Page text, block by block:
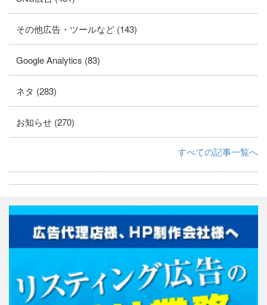
その他広告・ツールなど (143)
Google Analytics (83)
ネタ (283)
お知らせ (270)
すべての記事一覧へ